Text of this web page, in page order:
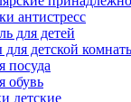
антистресс
для детей
для детской
посуда
обувь
детские